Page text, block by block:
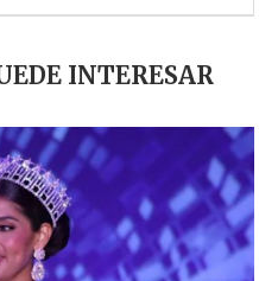
INTERESAR